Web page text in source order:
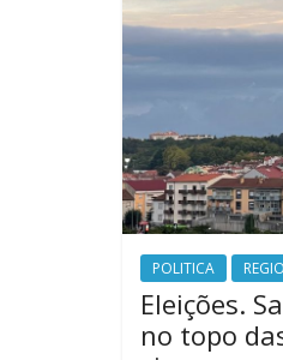
POLITICA
Eleições.
no topo